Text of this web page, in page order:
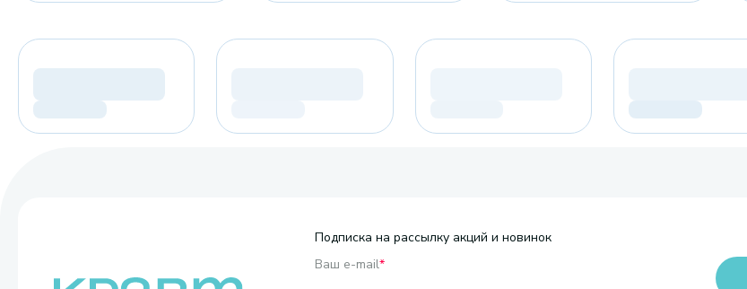
Подписка на рассылку акций и новинок
Ваш e-mail*